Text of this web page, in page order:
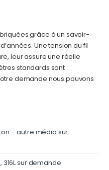
grâce à un savoir-
Une tension du fil
leur assure une réelle
standards sont
demande nous pouvons
– autre média sur
316L sur demande